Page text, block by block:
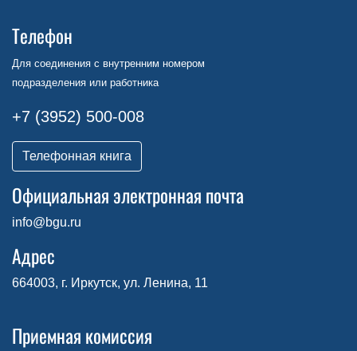
Телефон
Для соединения с внутренним номером
подразделения или работника
+7 (3952) 500-008
Телефонная книга
Официальная электронная почта
info@bgu.ru
Адрес
664003, г. Иркутск, ул. Ленина, 11
Приемная комиссия